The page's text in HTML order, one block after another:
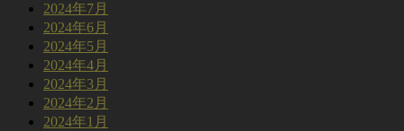
2024年7月
2024年6月
2024年5月
2024年4月
2024年3月
2024年2月
2024年1月